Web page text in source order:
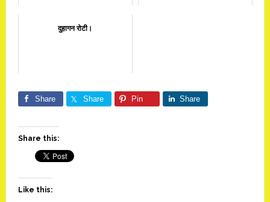
दुहागन रोटी।
Share Share Pin Share
Share this:
Like this: